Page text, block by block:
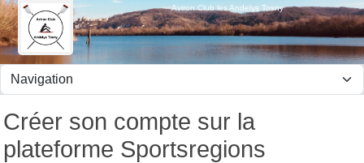
Aviron Club les Andelys Tosny
Créer son compte sur la
plateforme Sportsregions
Panneau de gestion des cookies